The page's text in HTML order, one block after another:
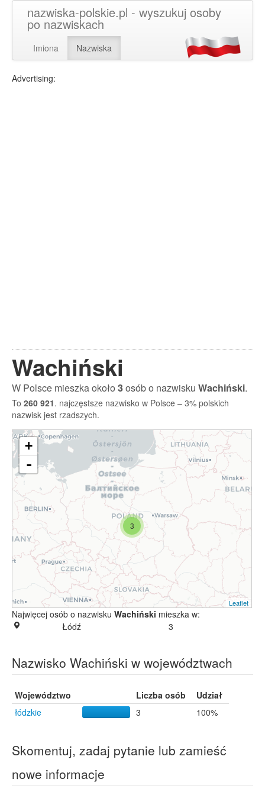
nazwiska-polskie.pl - wyszukuj osoby
po nazwiskach
Imiona Nazwiska
Advertising:
Wachiński
W Polsce mieszka około3osób o nazwisku Wachiński.
To 260 921. najczęstsze nazwisko w Polsce – 3% polskich
nazwisk jest rzadszych.
3
+
-
Leaflet
Najwięcej osób o nazwisku Wachiński mieszka w:
Łódź
3
Nazwisko Wachiński w województwach
Województwo Liczba osób
Udział
łódzkie
3 100%
Skomentuj, zadaj pytanie lub zamieść
nowe informacje